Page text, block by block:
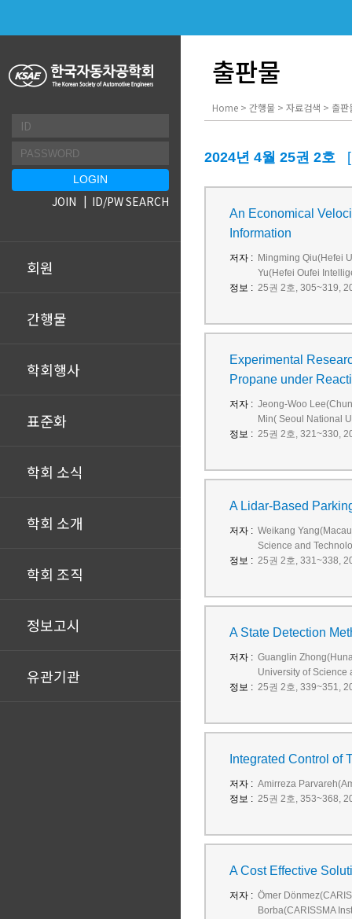
회원
간행물
학회행사
표준화
학회 소식
학회 소개
학회 조직
정보고시
유관기관
JOIN ID/PW SEARCH
출판물
Home > 간행물 > 자료검색 > 출판
2024년 4월 25권 2호
An Economical
Information
저자 : Mingming Qiu(Hefei
Yu(Hefei Oufei
정보 : 25권 2호, 305~319,
Experimental
Propane under
저자 : Jeong-Woo
Min( Seoul National
정보 : 25권 2호, 321~330,
A Lidar-Based
저자 : Weikang
Science and
정보 : 25권 2호, 331~338,
A State Detection
저자 : Guanglin
University of Science
정보 : 25권 2호, 339~351,
Integrated Control of
저자 : Amirreza
정보 : 25권 2호, 353~368,
A Cost Effective
저자 : Ömer
Borba(CARISSMA